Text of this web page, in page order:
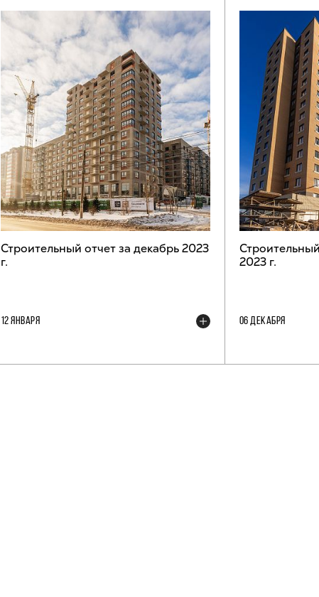
Строительный отчет за декабрь 2023
г.
12 ЯНВАРЯ
2023 г.
06 ДЕКАБРЯ